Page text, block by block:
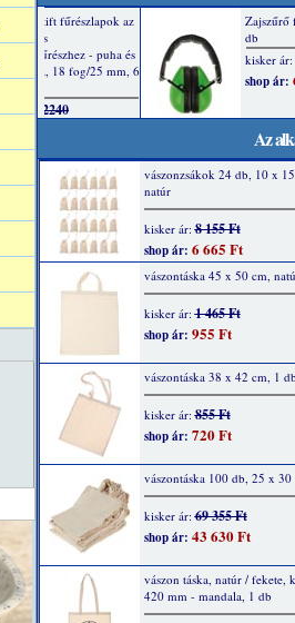
Az
vászonzsákok 24 db, 10 x
natúr
kisker ár:8 155 Ft
shop ár: 6 665 Ft
vászontáska 45 x 50 cm,
kisker ár:1 465 Ft
shop ár: 955 Ft
vászontáska 38 x 42 cm, 1
kisker ár:855 Ft
shop ár: 720 Ft
vászontáska 100 db, 25 x 30
kisker ár:69 355 Ft
shop ár: 43 630 Ft
vászon táska, natúr / fekete,
420 mm - mandala, 1 db